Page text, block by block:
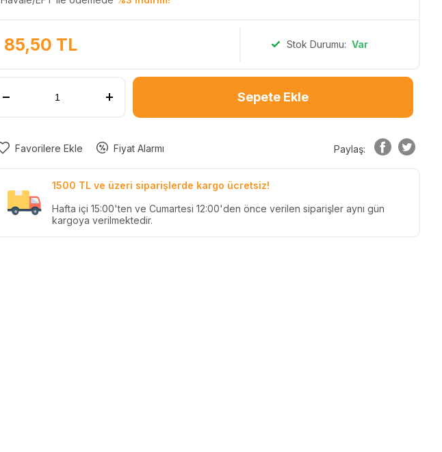
85,50 TL Stok Durumu:Var
Sepete Ekle
Favorilere Ekle Fiyat Alarmı Paylaş:
1500 TL ve üzeri siparişlerde kargo ücretsiz!
Hafta içi 15:00'ten ve Cumartesi 12:00'den önce verilen siparişler aynı gün
kargoya verilmektedir.